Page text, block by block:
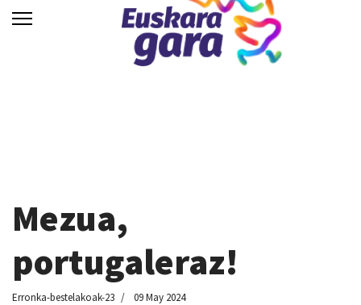
Mezua,
portugaleraz!
Erronka-bestelakoak-23 09 May 2024